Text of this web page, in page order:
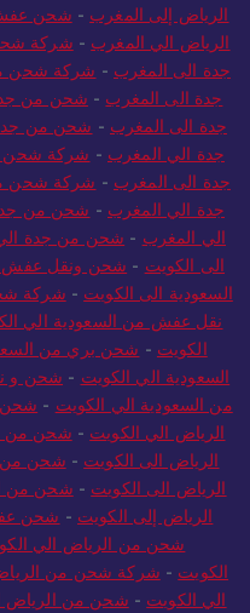
الرياض إلى المغرب - شحن عفش
الرياض الي المغرب - شركة
جدة الى المغرب - شركة شحن
جدة الى المغرب - شحن من
جدة الى المغرب - شحن من
جدة الي المغرب - شركة شحن
جدة الى المغرب - شركة شحن
جدة الي المغرب - شحن من
الي المغرب - شحن من جدة
الى الكويت - شحن ونقل عفش
السعودية الى الكويت - شركة
نقل عفش من السعودية الي
الكويت - شحن بري من
السعودية الي الكويت - شحن و
من السعودية الي الكويت - شحن
الرياض الي الكويت - شحن من
الرياض الى الكويت - شحن من
الرياض الى الكويت - شحن من
الرياض إلى الكويت - شحن
شحن من الرياض الي
الكويت - شركة شحن من
الي الكويت - شحن من الرياض